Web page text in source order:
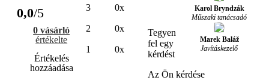
0,0/5
0 vásárló
értékelte
Értékelés
hozzáadása
3 0x
2 0x
1 0x
Karol Bryndzák
Műszaki tanácsadó
Marek Baláž
Javításkezelő
Tegyen
fel egy
kérdést
Az Ön kérdése